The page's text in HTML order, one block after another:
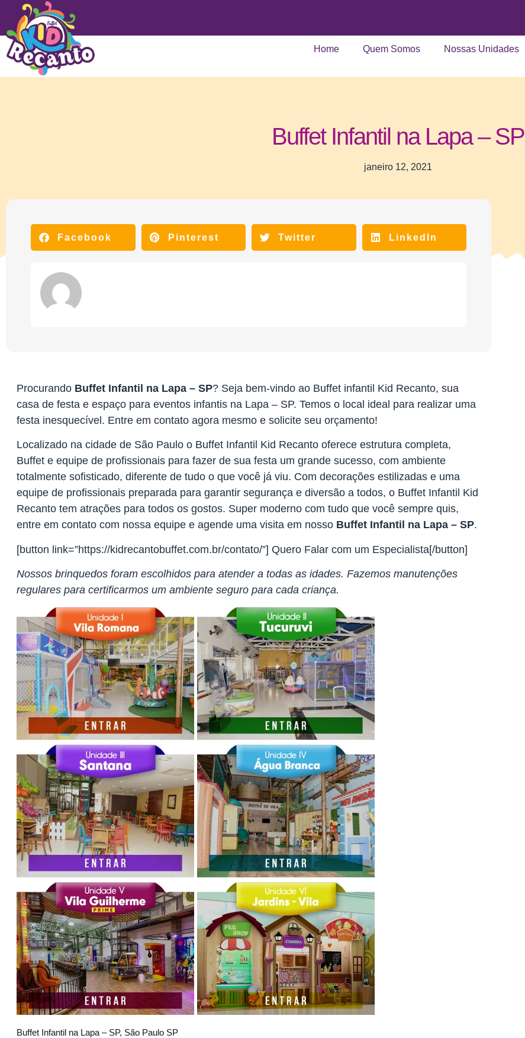
Home Quem Somos Nossas Unidades
Buffet Infantil na Lapa – SP
janeiro 12, 2021
Facebook Pinterest Twitter LinkedIn
Procurando Buffet Infantil na Lapa – SP? Seja bem-vindo ao Buffet infantil Kid Recanto, sua
casa de festa e espaço para eventos infantis na Lapa – SP. Temos o local ideal para realizar uma
festa inesquecível. Entre em contato agora mesmo e solicite seu orçamento!
Localizado na cidade de São Paulo o Buffet Infantil Kid Recanto oferece estrutura completa,
Buffet e equipe de profissionais para fazer de sua festa um grande sucesso, com ambiente
totalmente sofisticado, diferente de tudo o que você já viu. Com decorações estilizadas e uma
equipe de profissionais preparada para garantir segurança e diversão a todos, o Buffet Infantil Kid
Recanto tem atrações para todos os gostos. Super moderno com tudo que você sempre quis,
entre em contato com nossa equipe e agende uma visita em nosso Buffet Infantil na Lapa – SP.
[button link=”https://kidrecantobuffet.com.br/contato/”] Quero Falar com um Especialista[/button]
Nossos brinquedos foram escolhidos para atender a todas as idades. Fazemos manutenções
regulares para certificarmos um ambiente seguro para cada criança.
Buffet Infantil na Lapa – SP, São Paulo SP